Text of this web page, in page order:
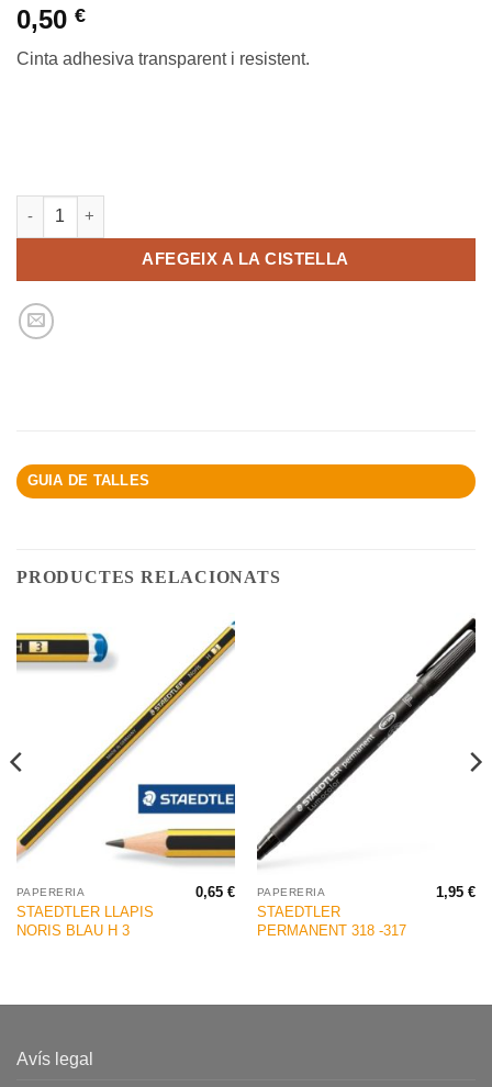
0,50 €
Cinta adhesiva transparent i resistent.
quantitat de Cinta adhesiva transparent APLI 19 mm x 33 m
AFEGEIX A LA CISTELLA
GUIA DE TALLES
PRODUCTES RELACIONATS
PAPERERIA
STAEDTLER LLAPIS
NORIS BLAU H 3
0,65€ PAPERERIA
STAEDTLER
PERMANENT 318 -317
1,95€
Avís legal